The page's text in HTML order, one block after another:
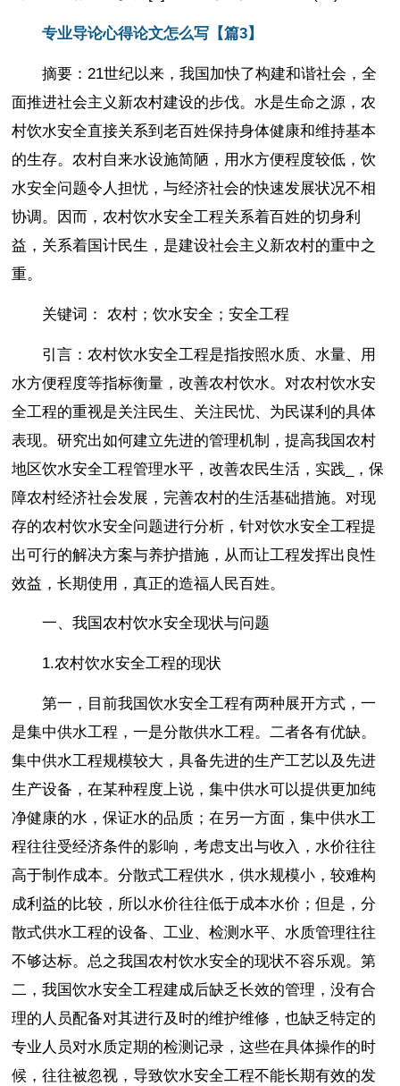
专业导论心得论文怎么写【篇3】
摘要：21世纪以来，我国加快了构建和谐社会，全
面推进社会主义新农村建设的步伐。水是生命之源，农
村饮水安全直接关系到老百姓保持身体健康和维持基本
的生存。农村自来水设施简陋，用水方便程度较低，饮
水安全问题令人担忧，与经济社会的快速发展状况不相
协调。因而，农村饮水安全工程关系着百姓的切身利
益，关系着国计民生，是建设社会主义新农村的重中之
重。
关键词： 农村；饮水安全；安全工程
引言：农村饮水安全工程是指按照水质、水量、用
水方便程度等指标衡量，改善农村饮水。对农村饮水安
全工程的重视是关注民生、关注民忧、为民谋利的具体
表现。研究出如何建立先进的管理机制，提高我国农村
地区饮水安全工程管理水平，改善农民生活，实践_，保
障农村经济社会发展，完善农村的生活基础措施。对现
存的农村饮水安全问题进行分析，针对饮水安全工程提
出可行的解决方案与养护措施，从而让工程发挥出良性
效益，长期使用，真正的造福人民百姓。
一、我国农村饮水安全现状与问题
1.农村饮水安全工程的现状
第一，目前我国饮水安全工程有两种展开方式，一
是集中供水工程，一是分散供水工程。二者各有优缺。
集中供水工程规模较大，具备先进的生产工艺以及先进
生产设备，在某种程度上说，集中供水可以提供更加纯
净健康的水，保证水的品质；在另一方面，集中供水工
程往往受经济条件的影响，考虑支出与收入，水价往往
高于制作成本。分散式工程供水，供水规模小，较难构
成利益的比较，所以水价往往低于成本水价；但是，分
散式供水工程的设备、工业、检测水平、水质管理往往
不够达标。总之我国农村饮水安全的现状不容乐观。第
二，我国饮水安全工程建成后缺乏长效的管理，没有合
理的人员配备对其进行及时的维护维修，也缺乏特定的
专业人员对水质定期的检测记录，这些在具体操作的时
候，往往被忽视，导致饮水安全工程不能长期有效的发